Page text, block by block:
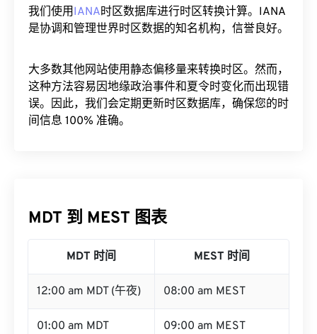
我们使用IANA时区数据库进行时区转换计算。IANA
是协调和管理世界时区数据的知名机构，信誉良好。
大多数其他网站使用静态偏移量来转换时区。然而，
这种方法容易因地缘政治事件和夏令时变化而出现错
误。因此，我们会定期更新时区数据库，确保您的时
间信息 100% 准确。
MDT 到 MEST 图表
MDT 时间 MEST 时间
12:00 am MDT (午夜) 08:00 am MEST
01:00 am MDT 09:00 am MEST